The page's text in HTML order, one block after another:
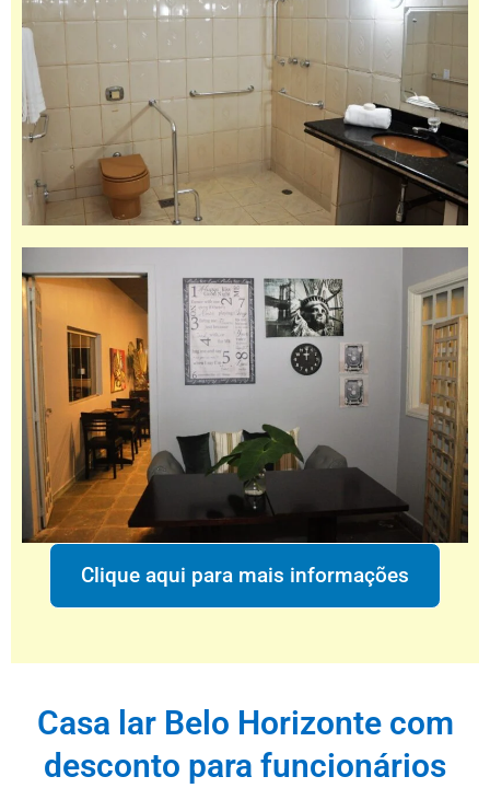
Clique aqui para mais informações
Casa lar Belo Horizonte com
desconto para funcionários